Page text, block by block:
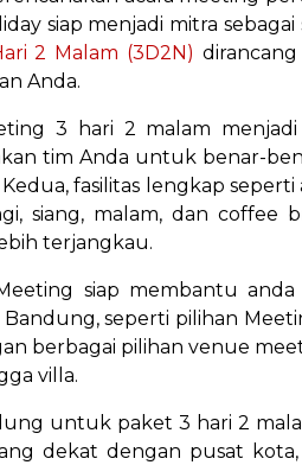
siap menjadi mitra
2 Malam (3D2N)
Anda.
3 hari 2 malam
tim Anda untuk benar-
fasilitas lengkap
siang, malam, dan coffee
terjangkau.
siap membantu
seperti pilihan
berbagai pilihan venue
villa.
untuk paket 3 hari 2
dekat dengan pusat